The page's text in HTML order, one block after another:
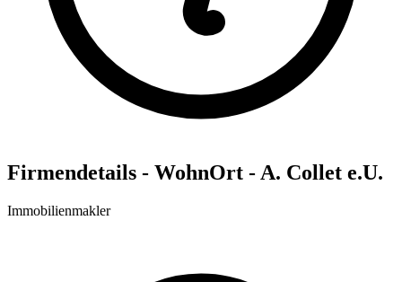
Firmendetails - WohnOrt - A. Collet e.U.
Immobilienmakler